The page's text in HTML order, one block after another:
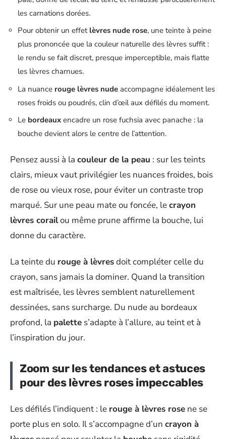
les carnations dorées.
Pour obtenir un effet lèvres nude rose, une teinte à peine
plus prononcée que la couleur naturelle des lèvres suffit :
le rendu se fait discret, presque imperceptible, mais flatte
les lèvres charnues.
La nuance rouge lèvres nude accompagne idéalement les
roses froids ou poudrés, clin d’œil aux défilés du moment.
Le bordeaux encadre un rose fuchsia avec panache : la
bouche devient alors le centre de l’attention.
Pensez aussi à la couleur de la peau : sur les teints
clairs, mieux vaut privilégier les nuances froides, bois
de rose ou vieux rose, pour éviter un contraste trop
marqué. Sur une peau mate ou foncée, lecrayon
lèvres corailou même prune affirme la bouche, lui
donne du caractère.
La teinte du rouge à lèvresdoit compléter celle du
crayon, sans jamais la dominer. Quand la transition
est maîtrisée, les lèvres semblent naturellement
dessinées, sans surcharge. Du nude au bordeaux
profond, la palette s’adapte à l’allure, au teint et à
l’inspiration du jour.
Zoom sur les tendances et astuces
pour des lèvres roses impeccables
Les défilés l’indiquent : le rouge à lèvres rose ne se
porte plus en solo. Il s’accompagne d’un crayon à